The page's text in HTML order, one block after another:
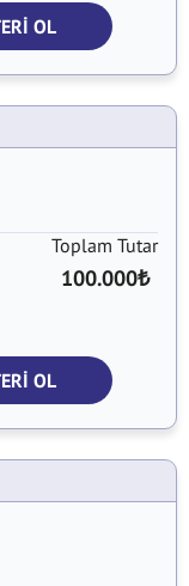
OL
Toplam Tutar
100.000₺
OL